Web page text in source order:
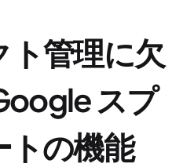
ト管理に欠
スプ
トの機能